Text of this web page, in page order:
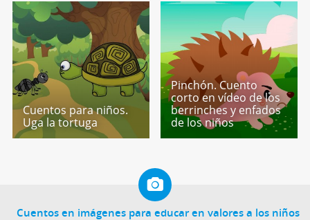
Cuentos para niños.
Uga la tortuga
Pinchón. Cuento
corto en vídeo de los
berrinches y enfados
de los niños
Cuentos en imágenes para educar en valores a los niños